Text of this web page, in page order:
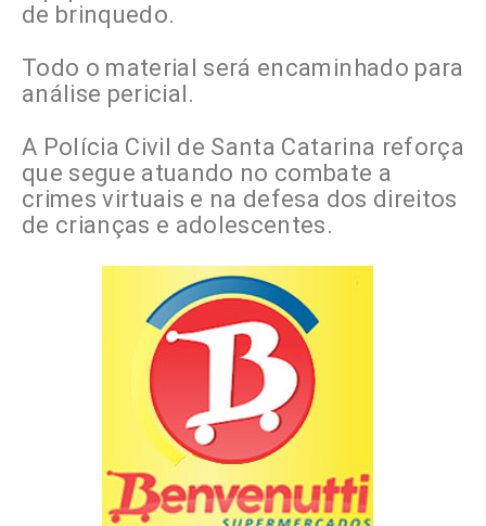
de brinquedo.
Todo o material será encaminhado para
análise pericial.
A Polícia Civil de Santa Catarina reforça
que segue atuando no combate a
crimes virtuais e na defesa dos direitos
de crianças e adolescentes.